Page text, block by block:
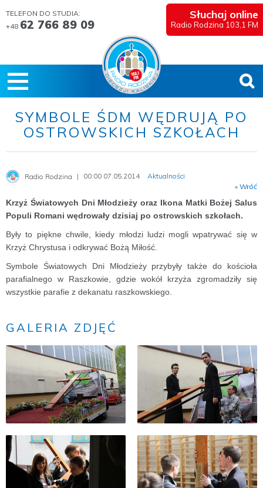
TELEFON DO STUDIA:
+48 62 766 89 09
Słuchaj online
Radio Rodzina 103,1 FM
SYMBOLE ŚDM WĘDRUJĄ PO
OSTROWSKICH SZKOŁACH
Radio Rodzina 00:00 07.05.2014
Aktualności
« Wróć
Krzyż Światowych Dni Młodzieży oraz Ikona Matki Bożej Salus
Populi Romani wędrowały dzisiaj po ostrowskich szkołach.
Były to piękne chwile, kiedy młodzi ludzi mogli wpatrywać się w
Krzyż Chrystusa i odkrywać Bożą Miłość.
Symbole Światowych Dni Młodzieży przybyły także do kościoła
parafialnego w Raszkowie, gdzie wokół krzyża zgromadziły się
wszystkie parafie z dekanatu raszkowskiego.
GALERIA ZDJĘĆ